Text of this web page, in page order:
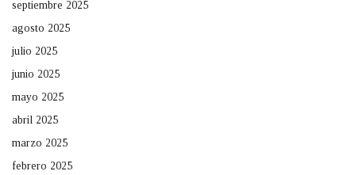
septiembre 2025
agosto 2025
julio 2025
junio 2025
mayo 2025
abril 2025
marzo 2025
febrero 2025